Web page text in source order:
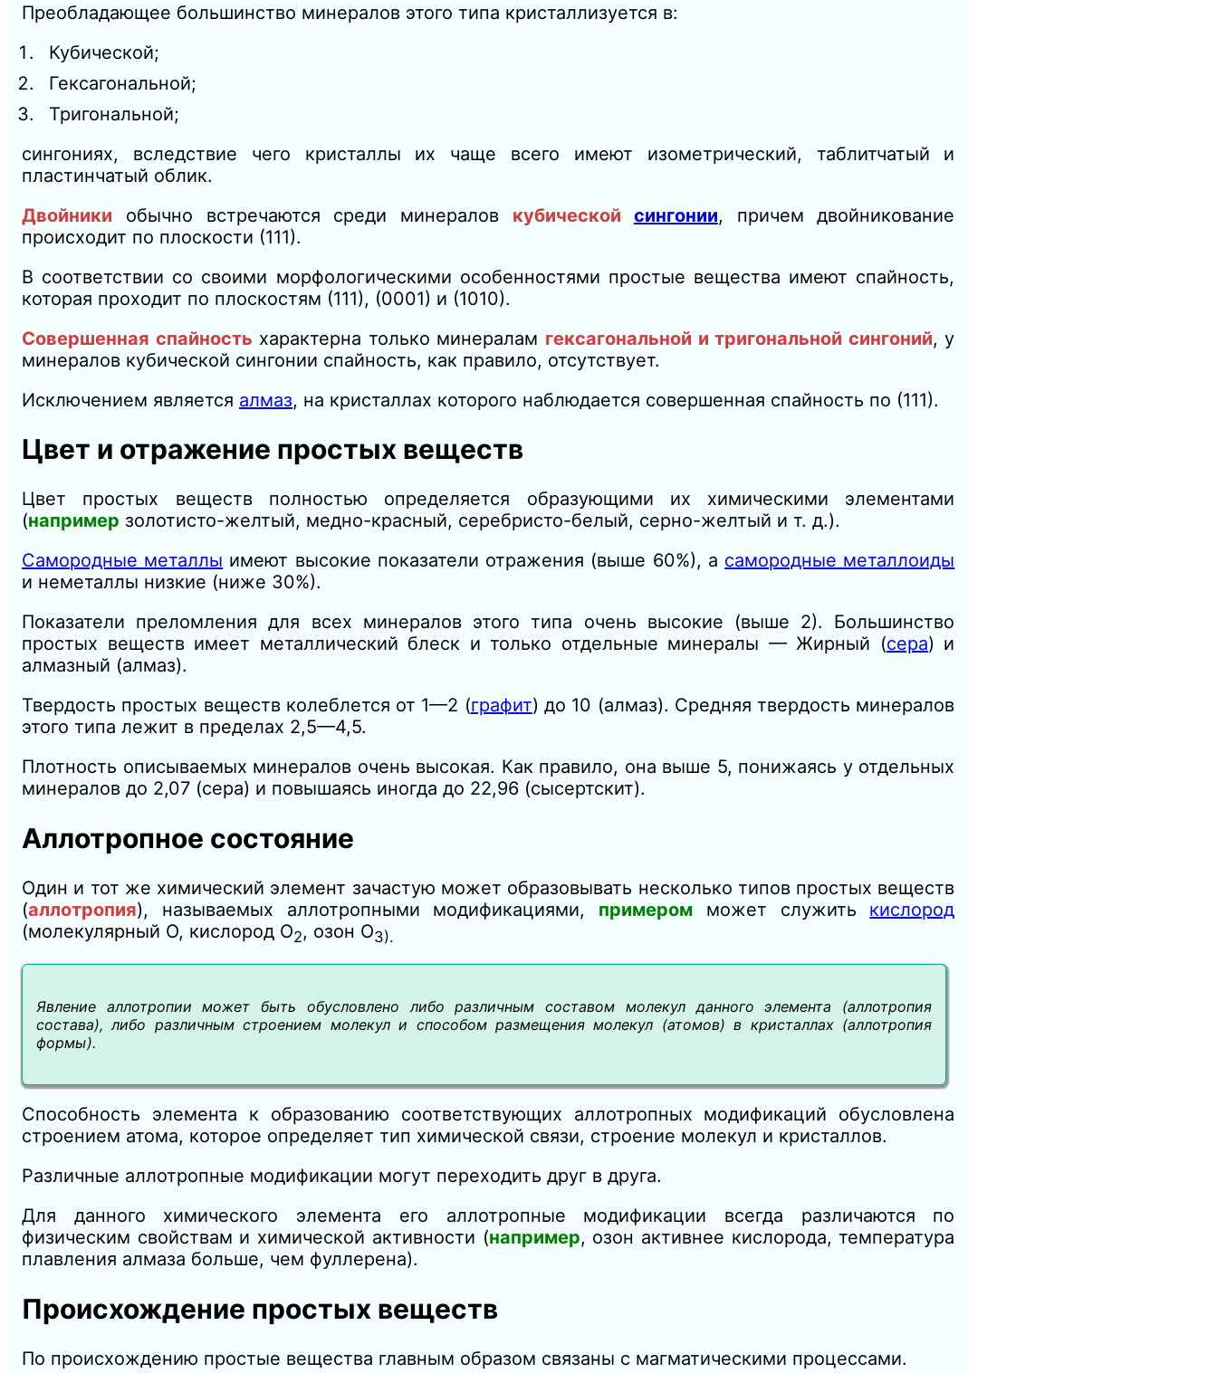
Преобладающее большинство минералов этого типа кристаллизуется в:
Кубической;
Гексагональной;
Тригональной;
сингониях, вследствие чего кристаллы их чаще всего имеют изометрический, таблитчатый и
пластинчатый облик.
Двойники обычно встречаются среди минералов кубической сингонии, причем двойникование
происходит по плоскости (111).
В соответствии со своими морфологическими особенностями простые вещества имеют спайность,
которая проходит по плоскостям (111), (0001) и (1010).
Совершенная спайность характерна только минералам гексаго­нальной и тригональной сингоний, у
минералов кубической сингонии спайность, как правило, отсутствует.
Исключением является алмаз, на кристаллах которого наблюдается совершенная спайность по (111).
Цвет и отражение простых веществ
Цвет простых веществ полностью определяется образующими их химическими элементами
(например золотисто-желтый, медно-красный, серебристо-белый, серно-желтый и т. д.).
Самородные металлы имеют высокие показатели отражения (выше 60%), а самородные металлоиды
и неметаллы низкие (ниже 30%).
Показатели преломления для всех минералов этого типа очень высокие (выше 2). Большинство
простых веществ имеет металлический блеск и только отдельные минералы — Жирный (сера) и
алмазный (алмаз).
Твердость простых веществ колеблется от 1—2 (графит) до 10 (алмаз). Средняя твердость минералов
этого типа лежит в пределах 2,5—4,5.
Плотность описываемых минералов очень высокая. Как правило, она выше 5, понижаясь у отдельных
минералов до 2,07 (сера) и повышаясь иногда до 22,96 (сысертскит).
Аллотропное состояние
Один и тот же химический элемент зачастую может образовывать несколько типов простых веществ
(аллотропия), называемых аллотропными модификациями, примером может служить кислород
(молекулярный О, кислород О2, озон О3).
Явление аллотропии может быть обусловлено либо различным составом молекул данного элемента (аллотропия
состава), либо различным строением молекул и способом размещения молекул (атомов) в кристаллах (аллотропия
формы).
Способность элемента к образованию соответствующих аллотропных модификаций обусловлена
строением атома, которое определяет тип химической связи, строение молекул и кристаллов.
Различные аллотропные модификации могут переходить друг в друга.
Для данного химического элемента его аллотропные модификации всегда различаются по
физическим свойствам и химической активности (например, озон активнее кислорода, температура
плавления алмаза больше, чем фуллерена).
Происхождение простых веществ
По происхождению простые вещества главным образом связаны с магматическими процессами.